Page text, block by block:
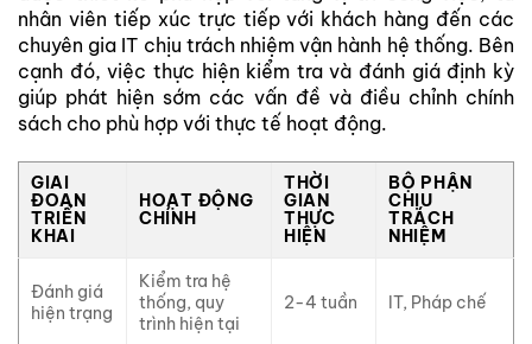
nhân viên tiếp xúc trực tiếp với khách hàng đến các
chuyên gia IT chịu trách nhiệm vận hành hệ thống. Bên
cạnh đó, việc thực hiện kiểm tra và đánh giá định kỳ
giúp phát hiện sớm các vấn đề và điều chỉnh chính
sách cho phù hợp với thực tế hoạt động.
GIAI
ĐOẠN
TRIỂN
KHAI
HOẠT ĐỘNG
CHÍNH
THỜI
GIAN
THỰC
HIỆN
BỘ PHẬN
CHỊU
TRÁCH
NHIỆM
Đánh giá
hiện trạng
Kiểm tra hệ
thống, quy
trình hiện tại
2-4 tuần IT, Pháp chế